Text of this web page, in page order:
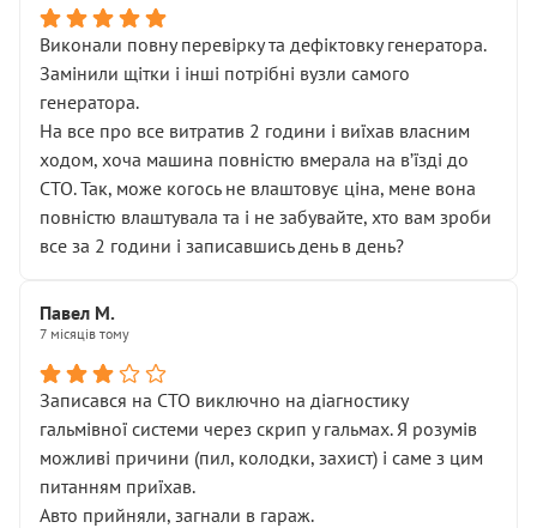
Виконали повну перевірку та дефіктовку генератора.
Замінили щітки і інші потрібні вузли самого
генератора.
На все про все витратив 2 години і виїхав власним
ходом, хоча машина повністю вмерала на вʼїзді до
СТО. Так, може когось не влаштовує ціна, мене вона
повністю влаштувала та і не забувайте, хто вам зроби
все за 2 години і записавшись день в день?
Павел М.
7 місяців тому
Записався на СТО виключно на діагностику
гальмівної системи через скрип у гальмах. Я розумів
можливі причини (пил, колодки, захист) і саме з цим
питанням приїхав.
Авто прийняли, загнали в гараж.